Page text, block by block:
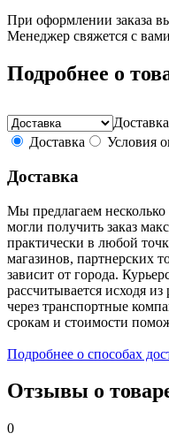
При оформлении заказа
Менеджер свяжется с
Подробнее о
Доставка
Доставка Условия
Доставка
Мы предлагаем
могли получить заказ
практически в любой
магазинов, партнерских
зависит от города.
рассчитывается исходя
через транспортные
срокам и стоимости
Подробнее о способах
Отзывы о
0